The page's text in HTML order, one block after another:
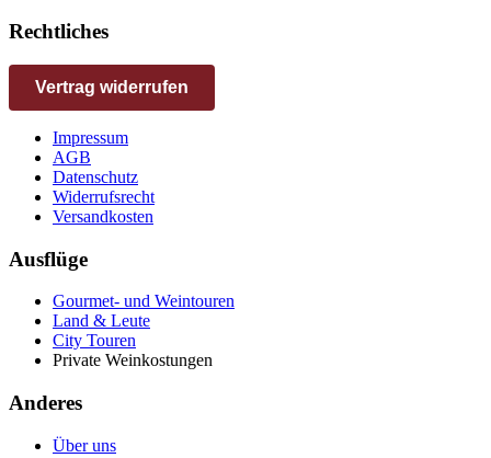
Rechtliches
Vertrag widerrufen
Impressum
AGB
Datenschutz
Widerrufsrecht
Versandkosten
Ausflüge
Gourmet- und Weintouren
Land & Leute
City Touren
Private Weinkostungen
Anderes
Über uns